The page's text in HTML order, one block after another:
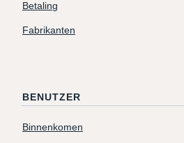
Betaling
Fabrikanten
BENUTZER
Binnenkomen